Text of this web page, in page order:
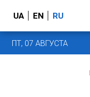
UA EN RU
ПТ, 07 АВГУСТА